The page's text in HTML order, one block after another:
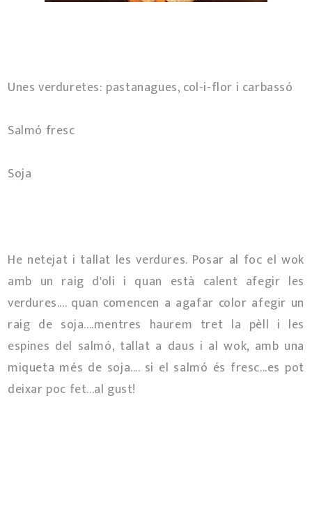
Unes verduretes: pastanagues, col-i-flor i carbassó
Salmó fresc
Soja
He netejat i tallat les verdures. Posar al foc el wok
amb un raig d'oli i quan està calent afegir les
verdures.... quan comencen a agafar color afegir un
raig de soja....mentres haurem tret la pèll i les
espines del salmó, tallat a daus i al wok, amb una
miqueta més de soja.... si el salmó és fresc...es pot
deixar poc fet...al gust!